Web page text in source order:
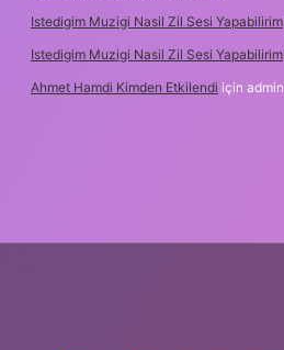
Istedigim Muzigi Nasil Zil Sesi Yapabilirim
Istedigim Muzigi Nasil Zil Sesi Yapabilirim
Ahmet Hamdi Kimden Etkilendi için admin